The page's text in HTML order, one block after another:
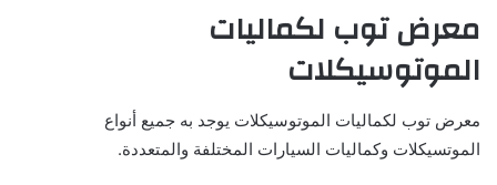
معرض توب لكماليات
الموتوسيكلات
معرض توب لكماليات الموتوسيكلات يوجد به جميع أنواع
الموتسيكلات وكماليات السيارات المختلفة والمتعددة.